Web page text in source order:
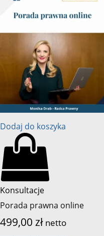
Dodaj do koszyka
Konsultacje
Porada prawna online
499,00 zł netto